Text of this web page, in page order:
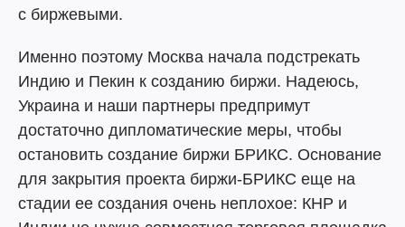
с биржевыми.
Именно поэтому Москва начала подстрекать
Индию и Пекин к созданию биржи. Надеюсь,
Украина и наши партнеры предпримут
достаточно дипломатические меры, чтобы
остановить создание биржи БРИКС. Основание
для закрытия проекта биржи-БРИКС еще на
стадии ее создания очень неплохое: КНР и